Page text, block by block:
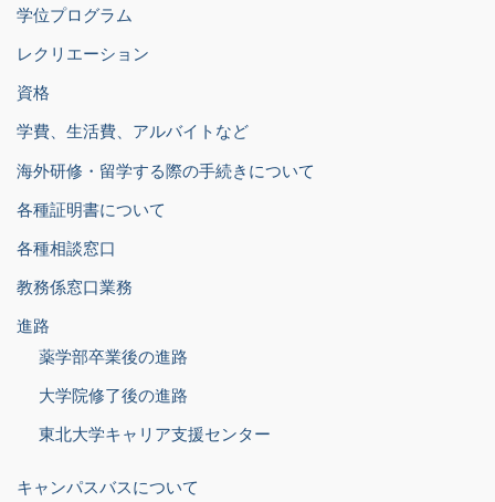
学位プログラム
レクリエーション
資格
学費、生活費、アルバイトなど
海外研修・留学する際の手続きについて
各種証明書について
各種相談窓口
教務係窓口業務
進路
薬学部卒業後の進路
大学院修了後の進路
東北大学キャリア支援センター
キャンパスバスについて